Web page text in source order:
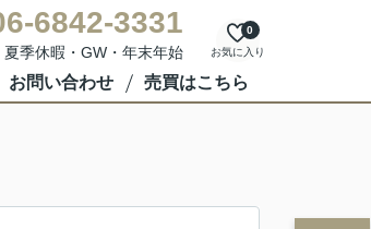
6842-3331
季休暇・GW・年末年始 お気に入り
0
お問い合わせ 売買はこちら